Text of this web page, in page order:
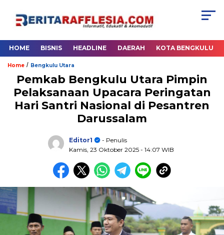
HOME BISNIS HEADLINE DAERAH KOTA BENGKULU
Home / Bengkulu Utara
Pemkab Bengkulu Utara Pimpin
Pelaksanaan Upacara Peringatan
Hari Santri Nasional di Pesantren
Darussalam
Editor1
- Penulis
Kamis, 23 Oktober 2025 - 14:07 WIB